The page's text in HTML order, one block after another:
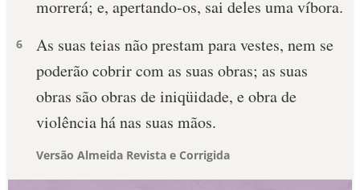
morrerá; e, apertando-os, sai deles uma víbora.
6
As suas teias não prestam para vestes, nem se
poderão cobrir com as suas obras; as suas
obras são obras de iniqüidade, e obra de
violência há nas suas mãos.
Versão Almeida Revista e Corrigida